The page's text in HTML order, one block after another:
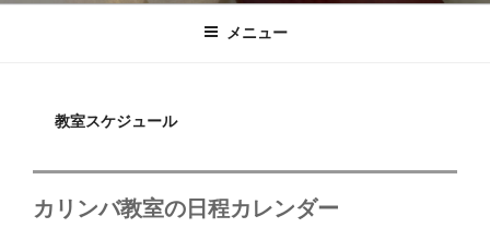
メニュー
教室スケジュール
カリンバ教室の日程カレンダー